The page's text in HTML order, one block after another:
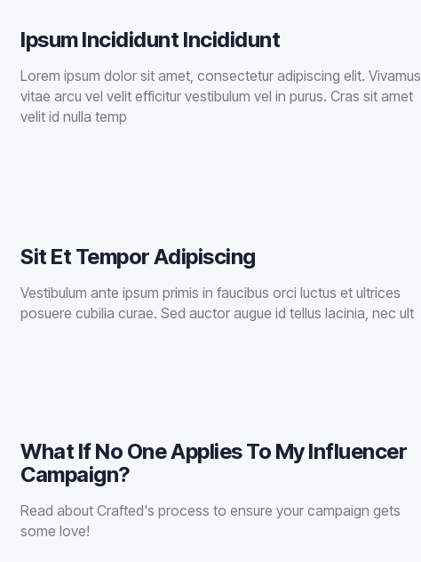
Ipsum Incididunt Incididunt
Lorem ipsum dolor sit amet, consectetur adipiscing elit. Vivamus
vitae arcu vel velit efficitur vestibulum vel in purus. Cras sit amet
velit id nulla temp
Sit Et Tempor Adipiscing
Vestibulum ante ipsum primis in faucibus orci luctus et ultrices
posuere cubilia curae. Sed auctor augue id tellus lacinia, nec ult
What If No One Applies To My Influencer
Campaign?
Read about Crafted's process to ensure your campaign gets
some love!